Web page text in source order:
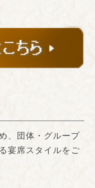
、団体・グループ
宴席スタイルをご